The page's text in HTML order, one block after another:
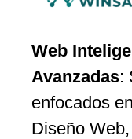
Web
Avanzadas:
enfocados
Diseño